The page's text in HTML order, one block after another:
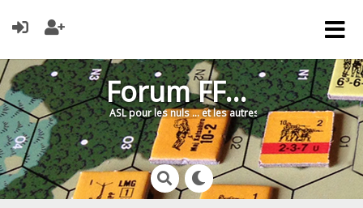
Forum FFL-ASL
ASL pour les nuls … et les autres !